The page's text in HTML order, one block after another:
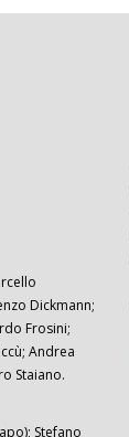
Dickmann;
Frosini;
Andrea
Staiano.
Stefano